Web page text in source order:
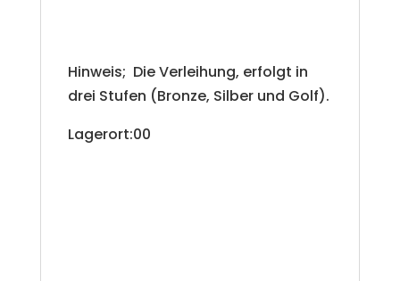
Hinweis; Die Verleihung, erfolgt in
drei Stufen (Bronze, Silber und Golf).
Lagerort:00